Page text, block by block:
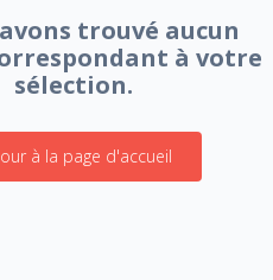
trouvé aucun
à votre
sélection.
à la page d'accueil